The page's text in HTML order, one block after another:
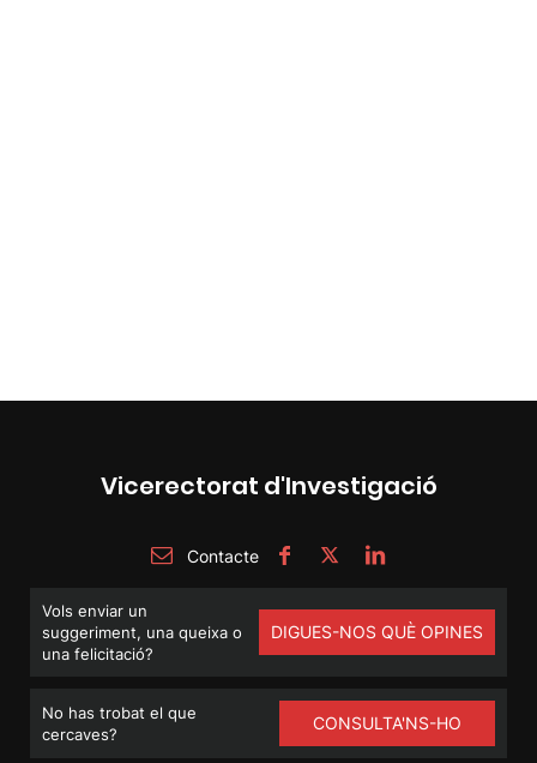
Vicerectorat d'Investigació
Contacte
Vols enviar un
suggeriment, una queixa o
una felicitació?
DIGUES-NOS QUÈ OPINES
No has trobat el que
cercaves?
CONSULTA'NS-HO